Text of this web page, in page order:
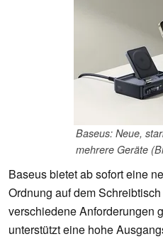
Baseus: Neue,
mehrere Geräte
Baseus bietet ab sofort eine
Ordnung auf dem
verschiedene Anforderungen
unterstützt eine hohe